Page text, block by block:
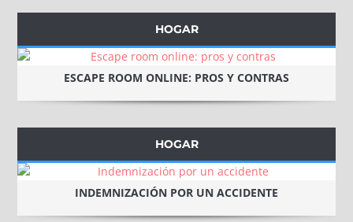
HOGAR
ESCAPE ROOM ONLINE: PROS Y CONTRAS
HOGAR
INDEMNIZACIÓN POR UN ACCIDENTE